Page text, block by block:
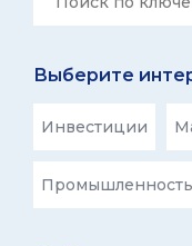
Выберите
Инвестиции
Промышленность